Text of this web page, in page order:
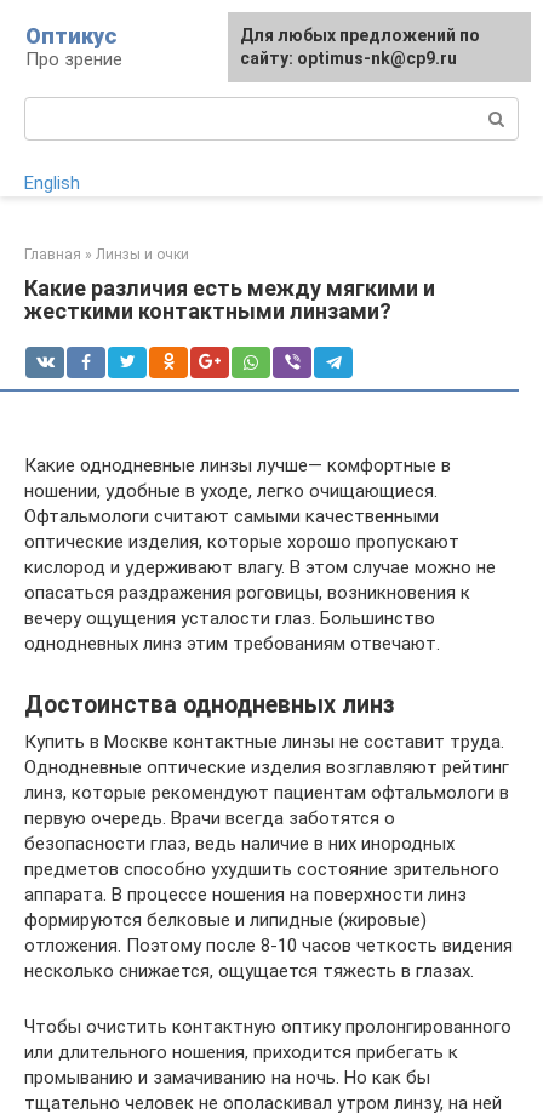
контенту
Оптикус
Про зрение
English
Главная » Линзы и очки
Какие различия есть между мягкими и
жесткими контактными линзами?
Какие однодневные линзы лучше— комфортные в
ношении, удобные в уходе, легко очищающиеся.
Офтальмологи считают самыми качественными
оптические изделия, которые хорошо пропускают
кислород и удерживают влагу. В этом случае можно не
опасаться раздражения роговицы, возникновения к
вечеру ощущения усталости глаз. Большинство
однодневных линз этим требованиям отвечают.
Достоинства однодневных линз
Купить в Москве контактные линзы не составит труда.
Однодневные оптические изделия возглавляют рейтинг
линз, которые рекомендуют пациентам офтальмологи в
первую очередь. Врачи всегда заботятся о
безопасности глаз, ведь наличие в них инородных
предметов способно ухудшить состояние зрительного
аппарата. В процессе ношения на поверхности линз
формируются белковые и липидные (жировые)
отложения. Поэтому после 8-10 часов четкость видения
несколько снижается, ощущается тяжесть в глазах.
Чтобы очистить контактную оптику пролонгированного
или длительного ношения, приходится прибегать к
промыванию и замачиванию на ночь. Но как бы
тщательно человек не ополаскивал утром линзу, на ней
Для любых предложений по
сайту: optimus-nk@cp9.ru